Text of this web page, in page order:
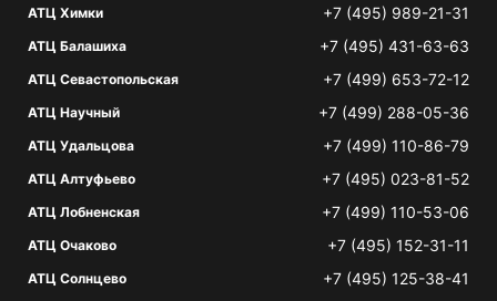
АТЦ Химки +7 (495) 989-21-31
АТЦ Балашиха +7 (495) 431-63-63
АТЦ Севастопольская +7 (499) 653-72-12
АТЦ Научный +7 (499) 288-05-36
АТЦ Удальцова +7 (499) 110-86-79
АТЦ Алтуфьево +7 (495) 023-81-52
АТЦ Лобненская +7 (499) 110-53-06
АТЦ Очаково +7 (495) 152-31-11
АТЦ Солнцево +7 (495) 125-38-41